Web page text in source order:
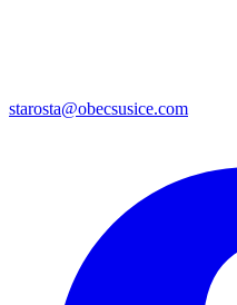
starosta@obecsusice.com